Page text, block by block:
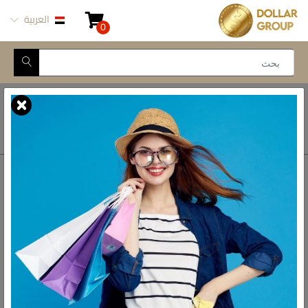
0 العربية
Closed for Maintenance
رواد الادوات المنزلية فى مصر
أتصل بنا
أحصل على الاتجاهات
ش المدينة المنورة -
محور طه حسين, 69 طه
حسين النزهة الجديدة -
القاهرة
الواتس اب
01093777446